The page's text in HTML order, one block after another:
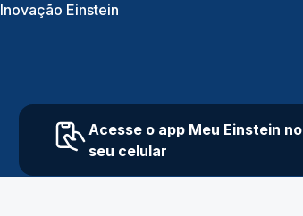
Inovação Einstein
Acesse o app Meu Einstein no
seu celular